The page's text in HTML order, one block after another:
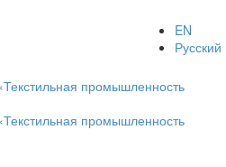
EN
Русский